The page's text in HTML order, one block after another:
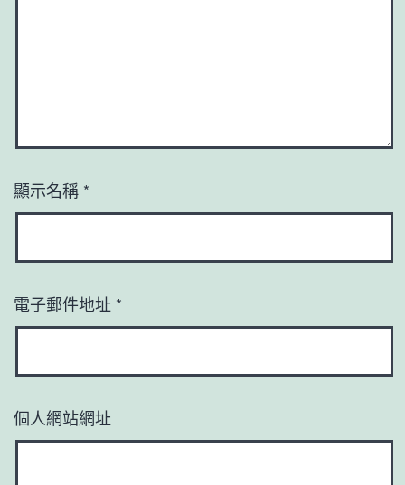
顯示名稱 *
電子郵件地址 *
個人網站網址